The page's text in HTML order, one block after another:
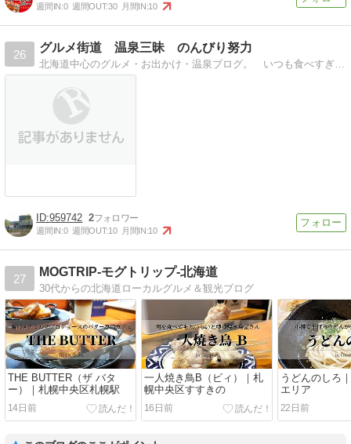
週間IN:0 週間OUT:30 月間IN:10
26
グルメ街道 温泉三昧 のんびり努力
北海道中心のグルメ・お出かけ・温泉ブログ。 いつも食べすぎ（笑）
959742 2
週間IN:0 週間OUT:10 月間IN:10
27
MOGTRIP-モグトリップ-北海道
30代からの北海道ローカルグルメ＆観光ブログ
THE BUTTER（ザ バタ
ー）｜札幌中央区札幌駅
14日前
一人焼き鳥B（ビィ）｜札
幌中央区すすきの
16日前
うどんのしろ
エリア
22日前